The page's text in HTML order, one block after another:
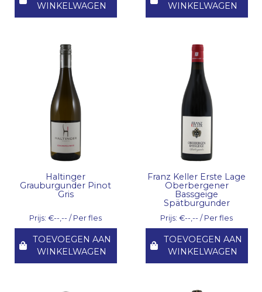
WINKELWAGEN
WINKELWAGEN
Haltinger
Grauburgunder Pinot
Gris
Prijs: €--,-- / Per fles
TOEVOEGEN AAN
WINKELWAGEN
Franz Keller Erste Lage
Oberbergener
Bassgeige
Spätburgunder
Prijs: €--,-- / Per fles
TOEVOEGEN AAN
WINKELWAGEN